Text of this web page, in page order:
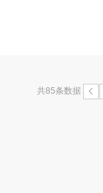
共85条数据
<